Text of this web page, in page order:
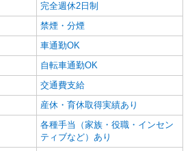
完全週休2日制
禁煙・分煙
車通勤OK
自転車通勤OK
交通費支給
産休・育休取得実績あり
各種手当（家族・役職・インセン
ティブなど）あり